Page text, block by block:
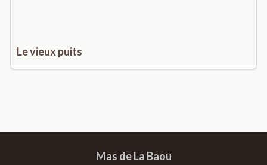
Le vieux puits
Mas de La Baou